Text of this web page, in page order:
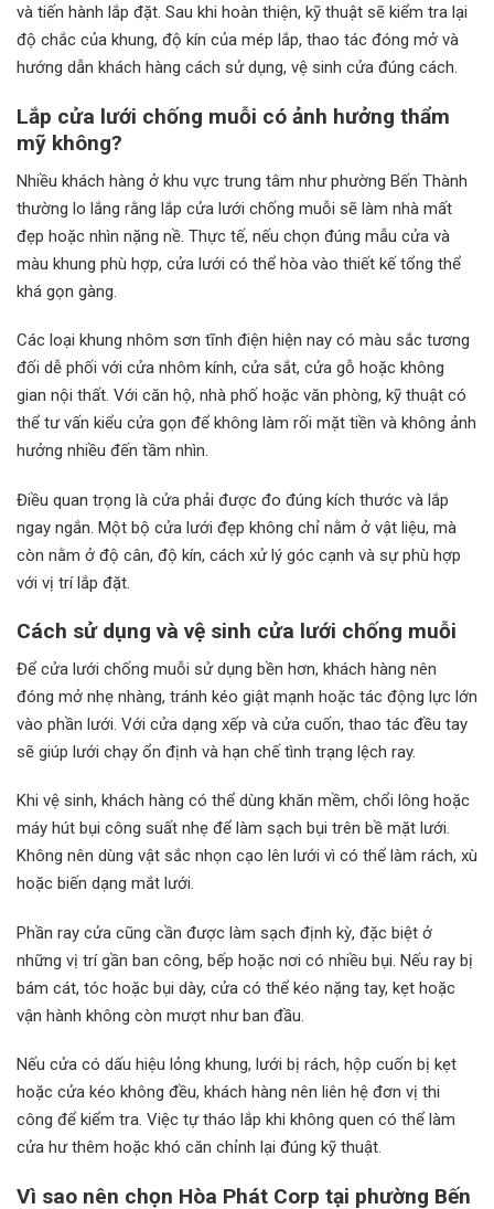
và tiến hành lắp đặt. Sau khi hoàn thiện, kỹ thuật sẽ kiểm tra lại
độ chắc của khung, độ kín của mép lắp, thao tác đóng mở và
hướng dẫn khách hàng cách sử dụng, vệ sinh cửa đúng cách.
Lắp cửa lưới chống muỗi có ảnh hưởng thẩm
mỹ không?
Nhiều khách hàng ở khu vực trung tâm như phường Bến Thành
thường lo lắng rằng lắp cửa lưới chống muỗi sẽ làm nhà mất
đẹp hoặc nhìn nặng nề. Thực tế, nếu chọn đúng mẫu cửa và
màu khung phù hợp, cửa lưới có thể hòa vào thiết kế tổng thể
khá gọn gàng.
Các loại khung nhôm sơn tĩnh điện hiện nay có màu sắc tương
đối dễ phối với cửa nhôm kính, cửa sắt, cửa gỗ hoặc không
gian nội thất. Với căn hộ, nhà phố hoặc văn phòng, kỹ thuật có
thể tư vấn kiểu cửa gọn để không làm rối mặt tiền và không ảnh
hưởng nhiều đến tầm nhìn.
Điều quan trọng là cửa phải được đo đúng kích thước và lắp
ngay ngắn. Một bộ cửa lưới đẹp không chỉ nằm ở vật liệu, mà
còn nằm ở độ cân, độ kín, cách xử lý góc cạnh và sự phù hợp
với vị trí lắp đặt.
Cách sử dụng và vệ sinh cửa lưới chống muỗi
Để cửa lưới chống muỗi sử dụng bền hơn, khách hàng nên
đóng mở nhẹ nhàng, tránh kéo giật mạnh hoặc tác động lực lớn
vào phần lưới. Với cửa dạng xếp và cửa cuốn, thao tác đều tay
sẽ giúp lưới chạy ổn định và hạn chế tình trạng lệch ray.
Khi vệ sinh, khách hàng có thể dùng khăn mềm, chổi lông hoặc
máy hút bụi công suất nhẹ để làm sạch bụi trên bề mặt lưới.
Không nên dùng vật sắc nhọn cạo lên lưới vì có thể làm rách, xù
hoặc biến dạng mắt lưới.
Phần ray cửa cũng cần được làm sạch định kỳ, đặc biệt ở
những vị trí gần ban công, bếp hoặc nơi có nhiều bụi. Nếu ray bị
bám cát, tóc hoặc bụi dày, cửa có thể kéo nặng tay, kẹt hoặc
vận hành không còn mượt như ban đầu.
Nếu cửa có dấu hiệu lỏng khung, lưới bị rách, hộp cuốn bị kẹt
hoặc cửa kéo không đều, khách hàng nên liên hệ đơn vị thi
công để kiểm tra. Việc tự tháo lắp khi không quen có thể làm
cửa hư thêm hoặc khó căn chỉnh lại đúng kỹ thuật.
Vì sao nên chọn Hòa Phát Corp tại phường Bến